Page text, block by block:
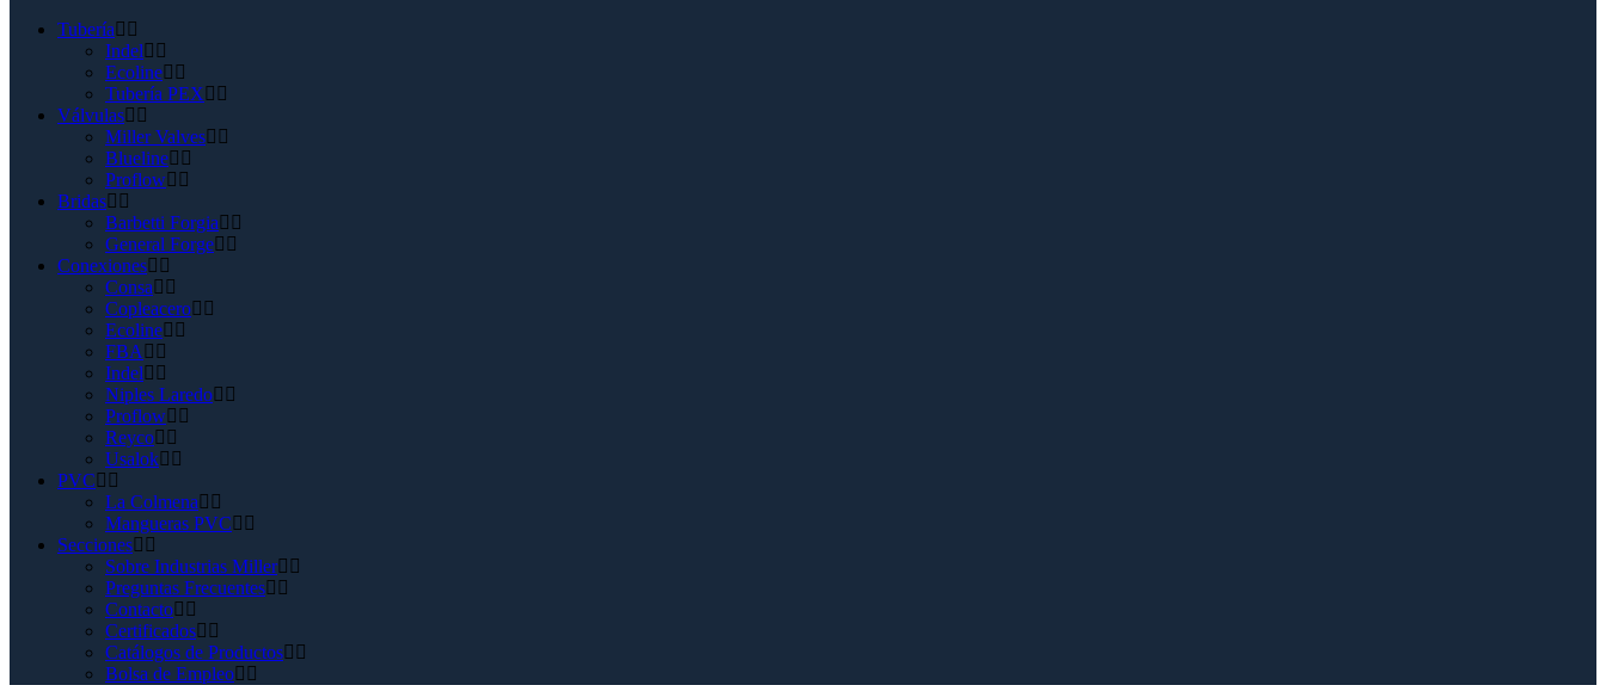
Tubería
Indel
Ecoline
Tubería PEX
Válvulas
Miller Valves
Blueline
Proflow
Bridas
Barbetti Forgia
General Forge
Conexiones
Consa
Copleacero
Ecoline
FBA
Indel
Niples Laredo
Proflow
Reyco
Usalok
PVC
La Colmena
Mangueras PVC
Secciones
Sobre Industrias Miller
Preguntas Frecuentes
Contacto
Certificados
Catálogos de Productos
Bolsa de Empleo